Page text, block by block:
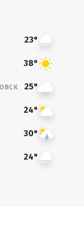
23°
38°
25°
24°
30°
24°